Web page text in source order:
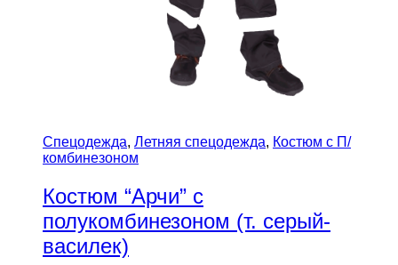
Спецодежда, Летняя спецодежда, Костюм с П/
комбинезоном
Костюм “Арчи” с
полукомбинезоном (т. серый-
василек)